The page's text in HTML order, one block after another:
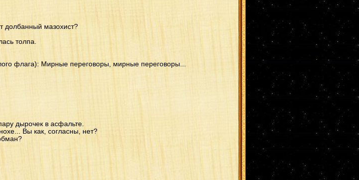
долбанный мазохист?
толпа.
флага): Мирные переговоры, мирные переговоры...
дырочек в асфальте.
Вы как, согласны, нет?